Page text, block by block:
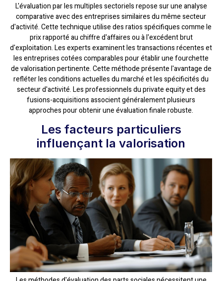
L'évaluation par les multiples sectoriels repose sur une analyse
comparative avec des entreprises similaires du même secteur
d'activité. Cette technique utilise des ratios spécifiques comme le
prix rapporté au chiffre d'affaires ou à l'excédent brut
d'exploitation. Les experts examinent les transactions récentes et
les entreprises cotées comparables pour établir une fourchette
de valorisation pertinente. Cette méthode présente l'avantage de
refléter les conditions actuelles du marché et les spécificités du
secteur d'activité. Les professionnels du private equity et des
fusions-acquisitions associent généralement plusieurs
approches pour obtenir une évaluation finale robuste.
Les facteurs particuliers
influençant la valorisation